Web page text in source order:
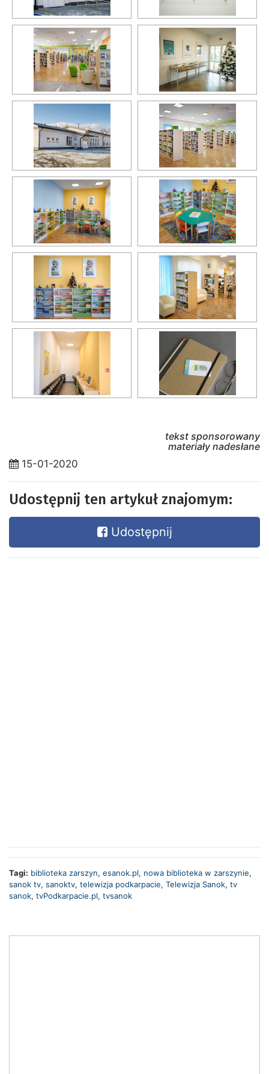
tekst sponsorowany
materiały nadesłane
15-01-2020
Udostępnij ten artykuł znajomym:
Udostępnij
Tagi: biblioteka zarszyn, esanok.pl, nowa biblioteka w zarszynie,
sanok tv, sanoktv, telewizja podkarpacie, Telewizja Sanok, tv
sanok, tvPodkarpacie.pl, tvsanok